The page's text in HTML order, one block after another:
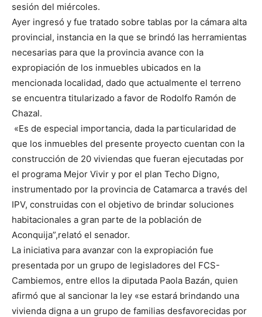
sesión del miércoles.
Ayer ingresó y fue tratado sobre tablas por la cámara alta
provincial, instancia en la que se brindó las herramientas
necesarias para que la provincia avance con la
expropiación de los inmuebles ubicados en la
mencionada localidad, dado que actualmente el terreno
se encuentra titularizado a favor de Rodolfo Ramón de
Chazal.
«Es de especial importancia, dada la particularidad de
que los inmuebles del presente proyecto cuentan con la
construcción de 20 viviendas que fueran ejecutadas por
el programa Mejor Vivir y por el plan Techo Digno,
instrumentado por la provincia de Catamarca a través del
IPV, construidas con el objetivo de brindar soluciones
habitacionales a gran parte de la población de
Aconquija”,relató el senador.
La iniciativa para avanzar con la expropiación fue
presentada por un grupo de legisladores del FCS-
Cambiemos, entre ellos la diputada Paola Bazán, quien
afirmó que al sancionar la ley «se estará brindando una
vivienda digna a un grupo de familias desfavorecidas por